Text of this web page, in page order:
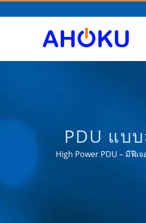
PDU แบ
กระชา
High Power PDU – มีฟีเ
ของเรา (30A/32A/60A/
การเข้ารหัส SSL, โมดู